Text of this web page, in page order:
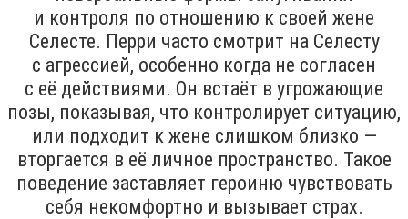
и контроля по отношению к своей жене
Селесте. Перри часто смотрит на Селесту
с агрессией, особенно когда не согласен
с её действиями. Он встаёт в угрожающие
позы, показывая, что контролирует ситуацию,
или подходит к жене слишком близко —
вторгается в её личное пространство. Такое
поведение заставляет героиню чувствовать
себя некомфортно и вызывает страх.